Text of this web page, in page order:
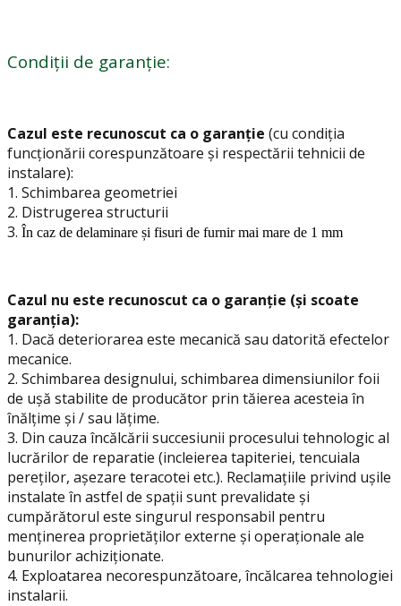
Condiții de garanție:
Cazul este recunoscut ca o garanție (cu condiția
funcționării corespunzătoare și respectării tehnicii de
instalare):
1. Schimbarea geometriei
2. Distrugerea structurii
3. În caz de delaminare și fisuri de furnir mai mare de 1 mm
Cazul nu este recunoscut ca o garanție (și scoate
garanția):
1. Dacă deteriorarea este mecanică sau datorită efectelor
mecanice.
2. Schimbarea designului, schimbarea dimensiunilor foii
de ușă stabilite de producător prin tăierea acesteia în
înălțime și / sau lățime.
3. Din cauza încălcării succesiunii procesului tehnologic al
lucrărilor de reparatie (incleierea tapiteriei, tencuiala
pereților, așezare teracotei etc.). Reclamațiile privind ușile
instalate în astfel de spații sunt prevalidate și
cumpărătorul este singurul responsabil pentru
menținerea proprietăților externe și operaționale ale
bunurilor achiziționate.
4. Exploatarea necorespunzătoare, încălcarea tehnologiei
instalarii.